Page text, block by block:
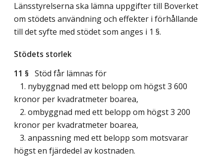
Länsstyrelserna ska lämna uppgifter till Boverket
om stödets användning och effekter i förhållande
till det syfte med stödet som anges i 1 §.
Stödets storlek
11 § Stöd får lämnas för
1. nybyggnad med ett belopp om högst 3 600
kronor per kvadratmeter boarea,
2. ombyggnad med ett belopp om högst 3 200
kronor per kvadratmeter boarea,
3. anpassning med ett belopp som motsvarar
högst en fjärdedel av kostnaden.